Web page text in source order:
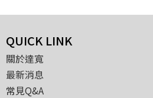
QUICK LINK
關於達寬
最新消息
常見Q&A